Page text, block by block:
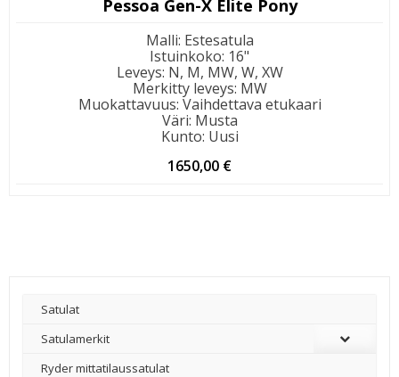
Pessoa Gen-X Elite Pony
Malli: Estesatula
Istuinkoko: 16"
Leveys: N, M, MW, W, XW
Merkitty leveys: MW
Muokattavuus: Vaihdettava etukaari
Väri: Musta
Kunto: Uusi
1650,00 €
Satulat
Satulamerkit
Ryder mittatilaussatulat